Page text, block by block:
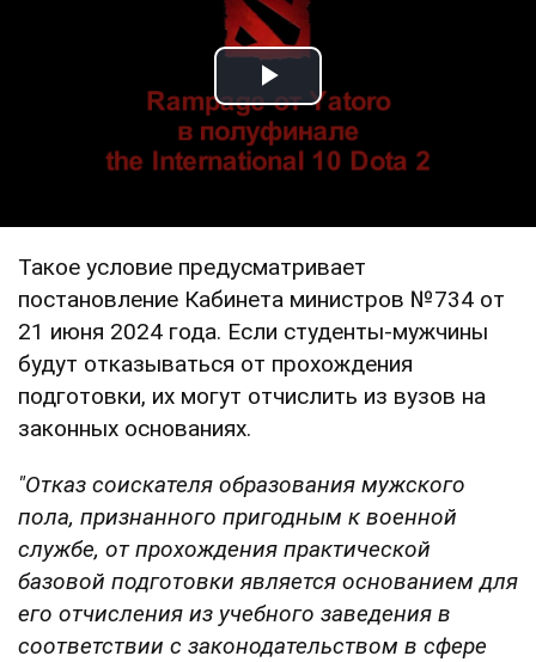
Play Video
Такое условие предусматривает
постановление Кабинета министров №734 от
21 июня 2024 года. Если студенты-мужчины
будут отказываться от прохождения
подготовки, их могут отчислить из вузов на
законных основаниях.
"Отказ соискателя образования мужского
пола, признанного пригодным к военной
службе, от прохождения практической
базовой подготовки является основанием для
его отчисления из учебного заведения в
соответствии с законодательством в сфере